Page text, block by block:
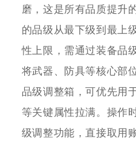
磨，这是所有品质提升
的品级从最下级到最上
性上限，需通过装备品
将武器、防具等核心部
品级调整箱，可优先用
等关键属性拉满。操作
级调整功能，直接取用